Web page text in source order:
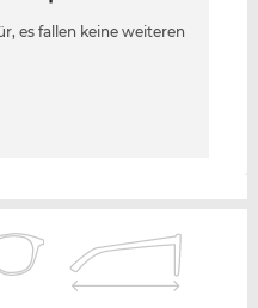
es fallen keine weiteren